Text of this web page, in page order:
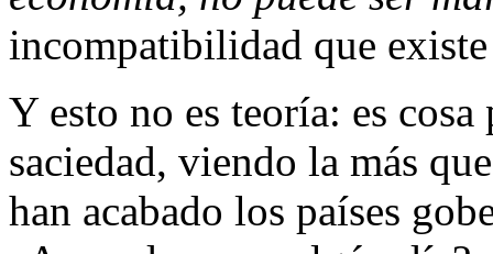
incompatibilidad que
Y esto no es teoría: es
saciedad, viendo la más
han acabado los países